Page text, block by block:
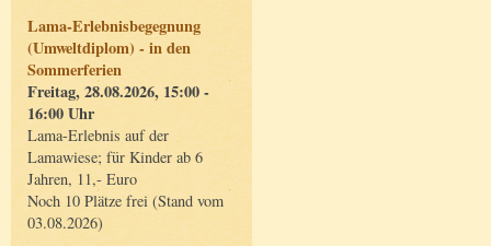
Lama-Erlebnisbegegnung
(Umweltdiplom) - in den
Sommerferien
Freitag, 28.08.2026, 15:00 -
16:00 Uhr
Lama-Erlebnis auf der
Lamawiese; für Kinder ab 6
Jahren, 11,- Euro
Noch 10 Plätze frei (Stand vom
03.08.2026)